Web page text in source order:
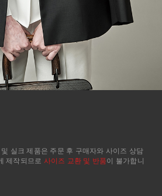
실크 제품은 주문 후 구매자와 사이즈 상담
제작되므로 사이즈 교환 및 반품이 불가합니